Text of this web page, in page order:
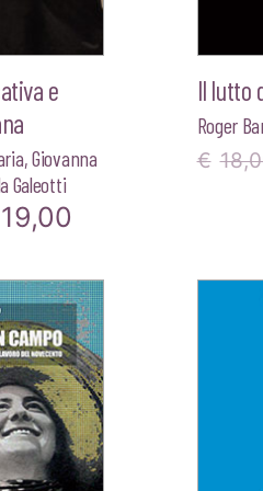
e
,Giovanna
Galeotti
19,00
attuale
è:
€19,00.
Il lutto
Roger
€